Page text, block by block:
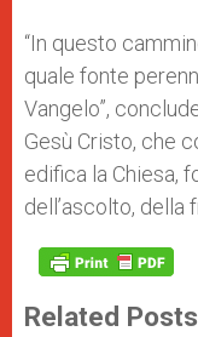
“In questo
quale fonte
Vangelo”,
Gesù Cristo, che
edifica la Chiesa,
dell’ascolto, della
Related